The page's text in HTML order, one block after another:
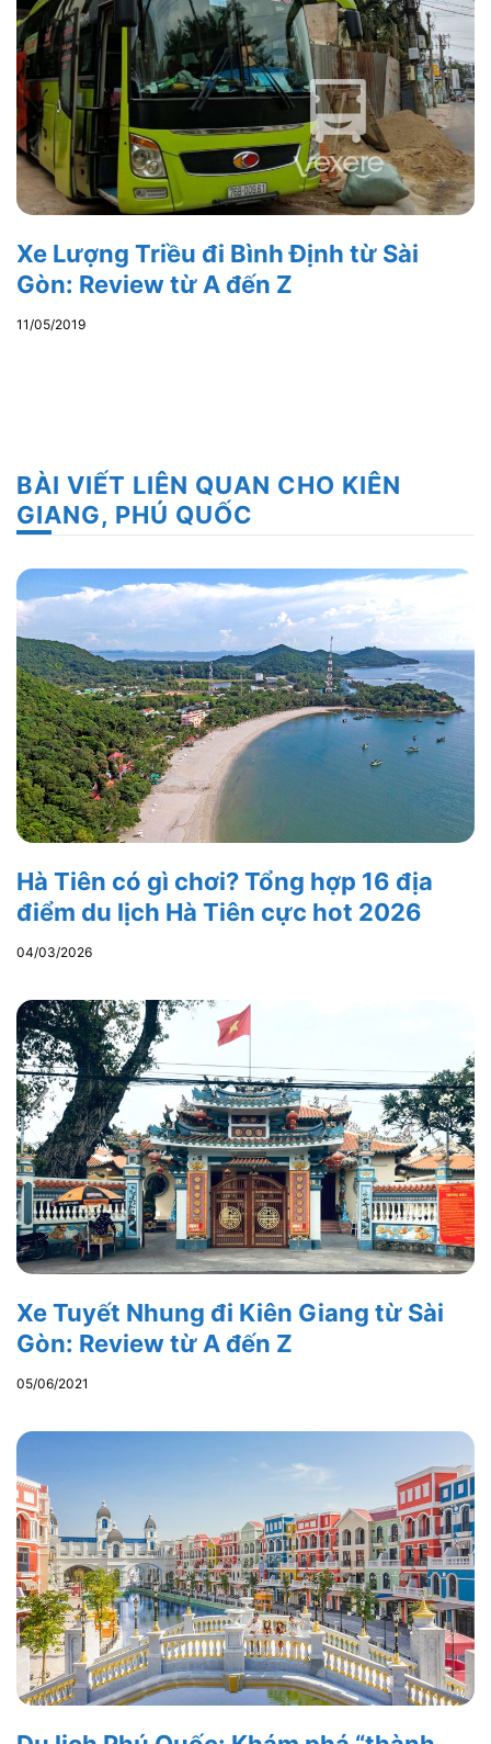
Xe Lượng Triều đi Bình Định từ Sài
Gòn: Review từ A đến Z
11/05/2019
BÀI VIẾT LIÊN QUAN CHO KIÊN
GIANG, PHÚ QUỐC
Hà Tiên có gì chơi? Tổng hợp 16 địa
điểm du lịch Hà Tiên cực hot 2026
04/03/2026
Xe Tuyết Nhung đi Kiên Giang từ Sài
Gòn: Review từ A đến Z
05/06/2021